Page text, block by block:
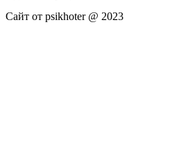
Сайт от psikhoter @ 2023